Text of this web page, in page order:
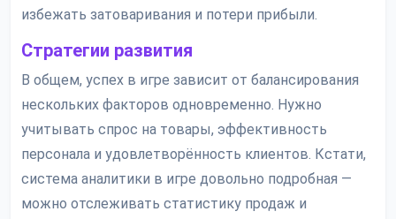
избежать затоваривания и потери прибыли.
Стратегии развития
В общем, успех в игре зависит от балансирования
нескольких факторов одновременно. Нужно
учитывать спрос на товары, эффективность
персонала и удовлетворённость клиентов. Кстати,
система аналитики в игре довольно подробная —
можно отслеживать статистику продаж и